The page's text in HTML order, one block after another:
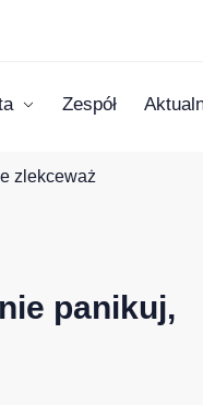
Zespół
zlekceważ
panikuj,